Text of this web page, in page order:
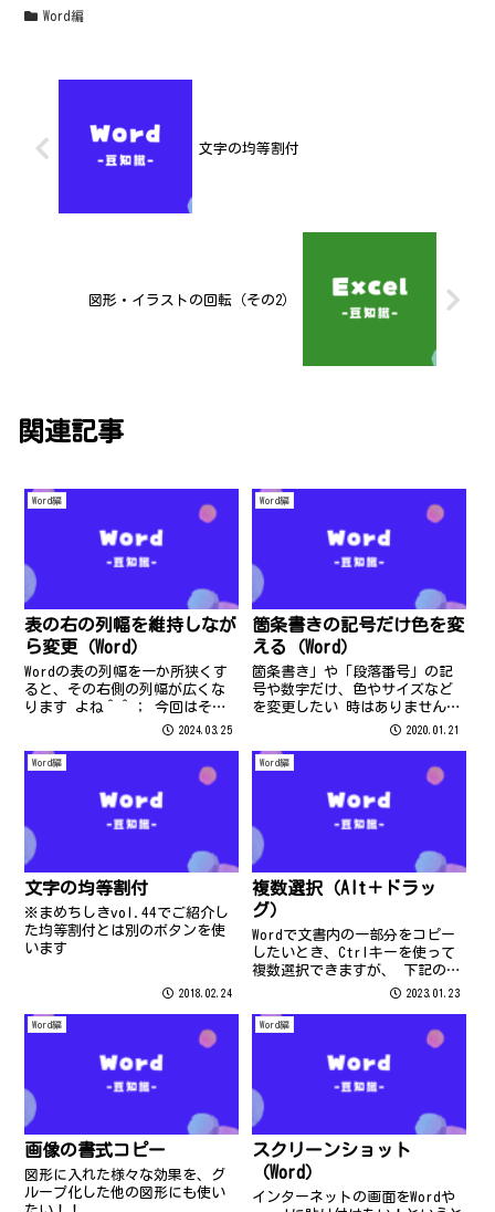
Word編
文字の均等割付
図形・イラストの回転（その2）
関連記事
Word編
表の右の列幅を維持しなが
ら変更（Word）
Wordの表の列幅を一か所狭くす
ると、その右側の列幅が広くな
ります よね＾＾； 今回はその
右の列幅を広くせずに調整して
い時に、左へドラッグすると 右
の列幅が変わってしまいます
（画像でいうと「4月」の列幅）
2024.03.25
Word編
箇条書きの記号だけ色を変
える（Word）
箇条書き」や「段落番号」の記
号や数字だけ、色やサイズなど
を変更したい 時はありません
か？ その際には、下記を参考に
2020.01.21
Word編
文字の均等割付
※まめちしきvol.44でご紹介し
た均等割付とは別のボタンを使
います
2018.02.24
Word編
複数選択（Alt＋ドラッ
グ）
Wordで文書内の一部分をコピー
したいとき、Ctrlキーを使って
複数選択できますが、 下記のよ
うな並びの場合は、Altキーを使
2023.01.23
Word編
画像の書式コピー
図形に入れた様々な効果を、グ
ループ化した他の図形にも使い
Word編
スクリーンショット
（Word）
インターネットの画面をWordや